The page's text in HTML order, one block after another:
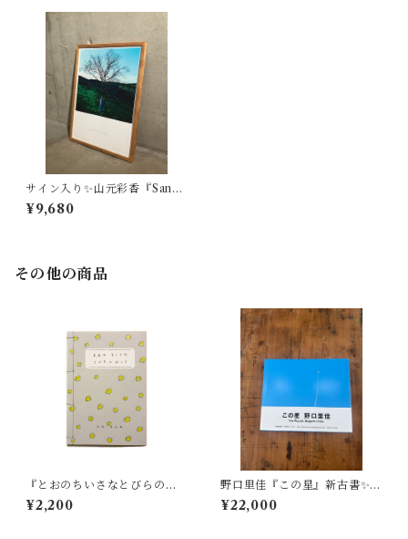
サイン入り✨山元彩香『Sand,
Water and Dust』オリジナル
ポスター A2サイズ 数量限
¥9,680
その他の商品
『とおのちいさなとびらのむ
こう』中村まふね
¥2,200
野口里佳『この星』新古書✨帯
付き
¥22,000